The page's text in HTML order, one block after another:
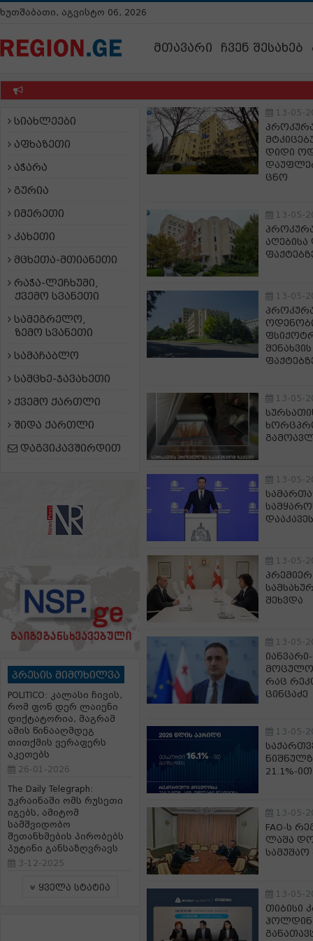
ხუთშაბათი, აგვისტო 06, 2026
მთავარი ჩვენ შესახებ
სიახლეები
აფხაზეთი
აჭარა
გურია
იმერეთი
კახეთი
მცხეთა-მთიანეთი
რაჭა-ლეჩხუმი,
ქვემო სვანეთი
სამეგრელო,
ზემო სვანეთი
სამაჩაბლო
სამცხე-ჯავახეთი
ქვემო ქართლი
შიდა ქართლი
დაგვიკავშირდით
პრესის მიმოხილვა
POLITICO: კალასი ჩივის,
რომ ფონ დერ ლაიენი
დიქტატორია, მაგრამ
ამის წინააღმდეგ
თითქმის ვერაფერს
აკეთებს
26-01-2026
The Daily Telegraph:
უკრაინაში ომს რუსეთი
იგებს, ამიტომ
სამშვიდობო
შეთანხმების პირობებს
პუტინი განსაზღვრავს
3-12-2025
ყველა სტატია
13-05-
დიდი
ცნო
13-05-
13-05-
13-05-
13-05-
დააკავეს
13-05-
შეხვდა
13-05-
რაც
ცინცაძე
13-05-
21.1%-
13-05-
FAO-ს
ლაშა
13-05-
თიბისი